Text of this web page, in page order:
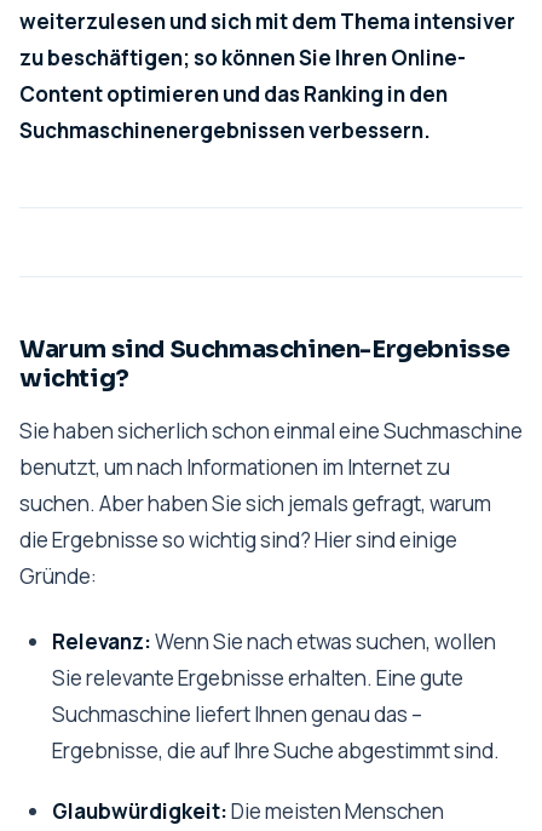
weiterzulesen und sich mit dem Thema intensiver
zu beschäftigen; so können Sie Ihren Online-
Content optimieren und das Ranking in den
Suchmaschinenergebnissen verbessern.
Warum sind Suchmaschinen-Ergebnisse
wichtig?
Sie haben sicherlich schon einmal eine Suchmaschine
benutzt, um nach Informationen im Internet zu
suchen. Aber haben Sie sich jemals gefragt, warum
die Ergebnisse so wichtig sind? Hier sind einige
Gründe:
Relevanz:Wenn Sie nach etwas suchen, wollen
Sie relevante Ergebnisse erhalten. Eine gute
Suchmaschine liefert Ihnen genau das –
Ergebnisse, die auf Ihre Suche abgestimmt sind.
Glaubwürdigkeit:Die meisten Menschen